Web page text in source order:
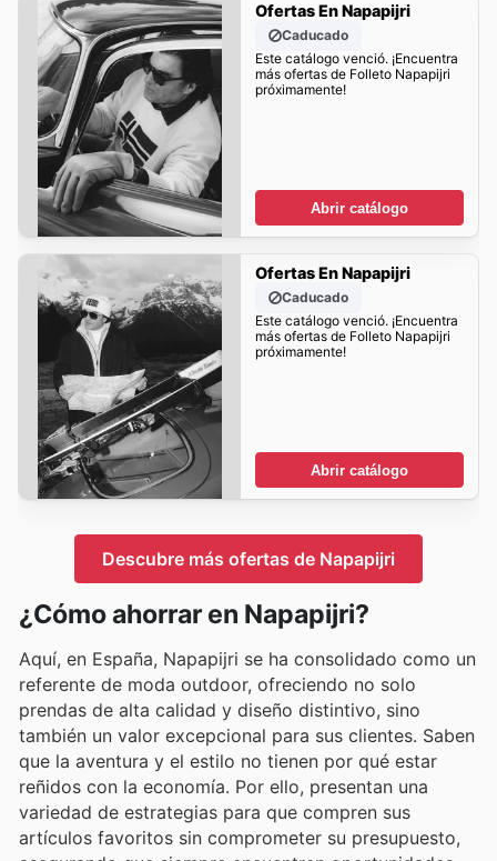
Ofertas En Napapijri
Caducado
Este catálogo venció. ¡Encuentra
más ofertas de Folleto Napapijri
próximamente!
Abrir catálogo
Ofertas En Napapijri
Caducado
Este catálogo venció. ¡Encuentra
más ofertas de Folleto Napapijri
próximamente!
Abrir catálogo
Descubre más ofertas de Napapijri
¿Cómo ahorrar en Napapijri?
Aquí, en España, Napapijri se ha consolidado como un
referente de moda outdoor, ofreciendo no solo
prendas de alta calidad y diseño distintivo, sino
también un valor excepcional para sus clientes. Saben
que la aventura y el estilo no tienen por qué estar
reñidos con la economía. Por ello, presentan una
variedad de estrategias para que compren sus
artículos favoritos sin comprometer su presupuesto,